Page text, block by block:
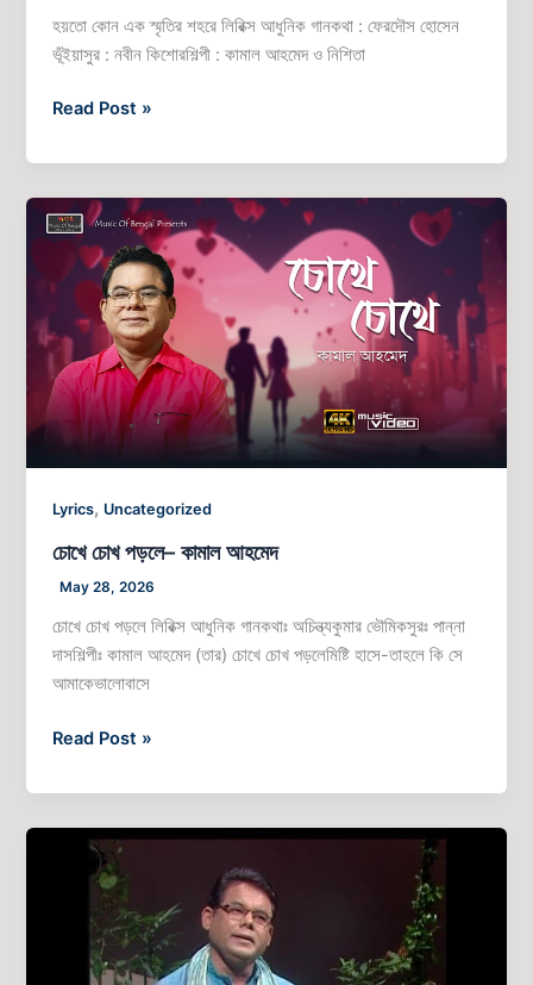
হয়তো কোন এক স্মৃতির শহরে লিরিক্স আধুনিক গানকথা : ফেরদৌস হোসেন
ভূঁইয়াসুর : নবীন কিশোরশিল্পী : কামাল আহমেদ ও নিশিতা
Read Post »
Lyrics, Uncategorized
চোখে চোখ পড়লে– কামাল আহমেদ
May 28, 2026
চোখে চোখ পড়লে লিরিক্স আধুনিক গানকথাঃ অচিন্ত্যকুমার ভৌমিকসুরঃ পান্না
দাসশিল্পীঃ কামাল আহমেদ (তার) চোখে চোখ পড়লেমিষ্টি হাসে-তাহলে কি সে
আমাকেভালোবাসে
চোখে
চোখ
পড়লে–
কামাল
আহমেদ
Read Post »
কেবলই